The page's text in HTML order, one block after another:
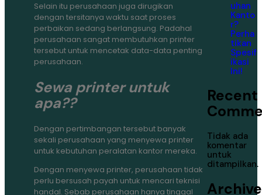
Selain itu perusahaan juga dirugikan
dengan tersitanya waktu saat proses
perbaikan sedang berlangsung. Padahal
perusahaan sangat membutuhkan printer
tersebut untuk mencetak data-data penting
perusahaan.
Sewa printer untuk
apa??
Dengan pertimbangan tersebut banyak
sekali perusahaan yang menyewa printer
untuk kebutuhan peralatan kantor mereka.
Dengan menyewa printer, perusahaan tidak
perlu bersusah payah untuk mencari teknisi
handal. Sebab perusahaan hanya tinggal
uhan
Kanto
r?
Perha
tikan
Spesif
ikasi
Ini!
Recent
Tidak ada
komentar
untuk
ditampilkan.